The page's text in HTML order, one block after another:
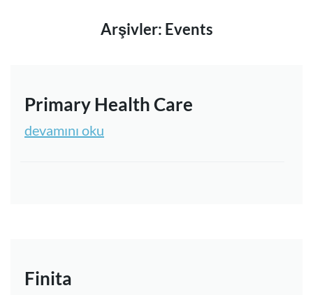
Arşivler: Events
Primary Health Care
devamını oku
Finita